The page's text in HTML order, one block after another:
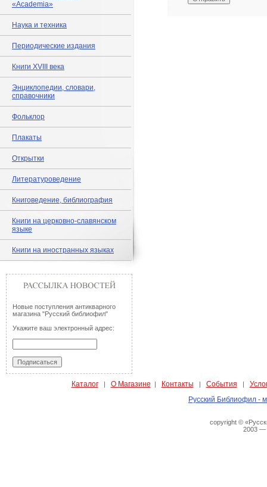
«Academia»
Наука и техника
Периодические издания
Книги XVIII века
Энциклопедии, словари,
справочники
Фольклор
Плакаты
Открытки
Литературоведение
Книговедение, библиография
Книги на церковно-славянском
языке
Книги на иностранных языках
Новые поступления антикварного
магазина "Русский библиофил"
Укажите ваш электронный адрес:
Каталог| О Магазине | Контакты | События |
Русский Библиофил -
copyright ©
2003 —